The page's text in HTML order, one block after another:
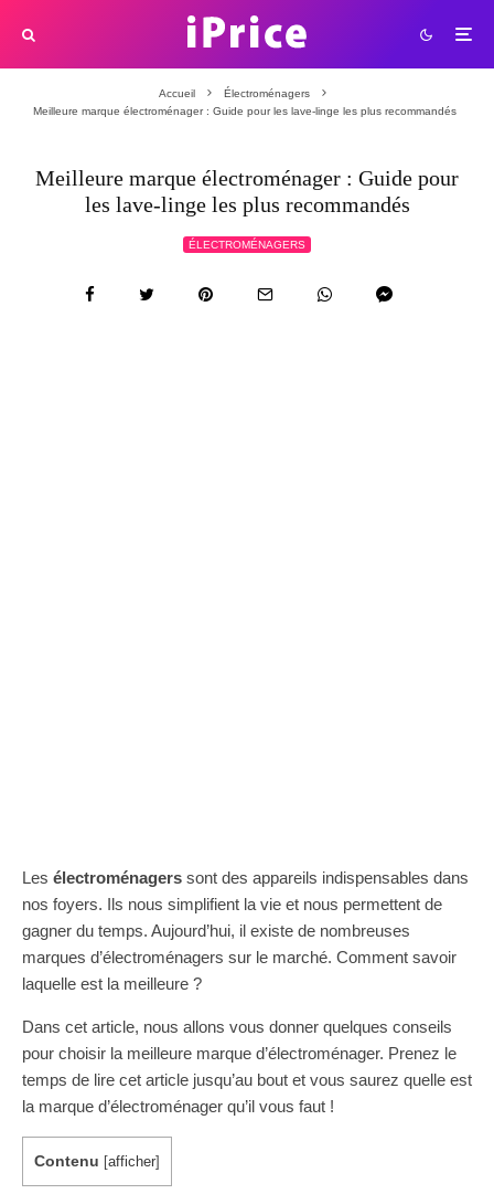
Accueil
Électroménagers
Meilleure marque électroménager : Guide pour les lave-linge les plus recommandés
Meilleure marque électroménager : Guide pour
les lave-linge les plus recommandés
ÉLECTROMÉNAGERS
Les électroménagers sont des appareils indispensables dans
nos foyers. Ils nous simplifient la vie et nous permettent de
gagner du temps. Aujourd’hui, il existe de nombreuses
marques d’électroménagers sur le marché. Comment savoir
laquelle est la meilleure ?
Dans cet article, nous allons vous donner quelques conseils
pour choisir la meilleure marque d’électroménager. Prenez le
temps de lire cet article jusqu’au bout et vous saurez quelle est
la marque d’électroménager qu’il vous faut !
Contenu [afficher]